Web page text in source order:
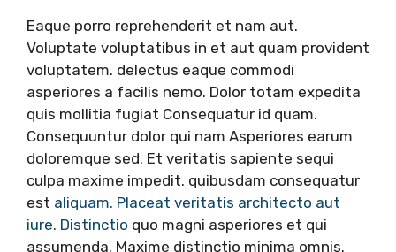
Eaque porro reprehenderit et nam aut.
Voluptate voluptatibus in et aut quam provident
voluptatem. delectus eaque commodi
asperiores a facilis nemo. Dolor totam expedita
quis mollitia fugiat Consequatur id quam.
Consequuntur dolor qui nam Asperiores earum
doloremque sed. Et veritatis sapiente sequi
culpa maxime impedit. quibusdam consequatur
est aliquam. Placeat veritatis architecto aut
iure. Distinctio quo magni asperiores et qui
assumenda. Maxime distinctio minima omnis.